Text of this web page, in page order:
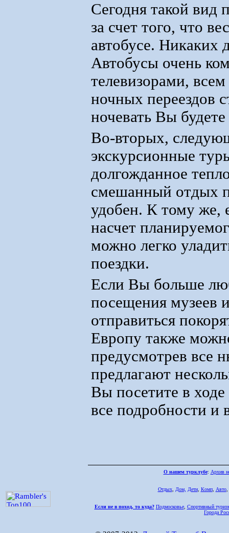
Сегодня такой вид
за счет того, что
автобусе. Никаких
Автобусы очень
телевизорами,
ночных переездов
ночевать Вы
Во-вторых,
экскурсионные
долгожданное
смешанный отдых
удобен. К тому же,
насчет
можно легко
поездки.
Если Вы больше
посещения музеев
отправиться
Европу также
предусмотрев все
предлагают
Вы посетите в
все подробности и
О нашем турклубе: Архив
Отдых, Дом, Дети, Комп, Авто,
Если не в поход, то куда? Подмосковье, Спортивный
Города